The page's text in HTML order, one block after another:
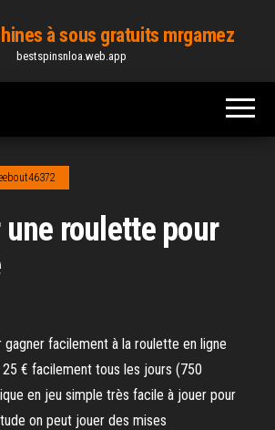
à sous gratuits mrgamez
bestspinsnloa.web.app
roulette pour
gagner facilement à la roulette en ligne
€ facilement tous les jours (750
en jeu simple très facile à jouer pour
on peut jouer des mises